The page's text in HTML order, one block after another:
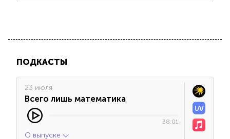
ПОДКАСТЫ
23 июля
Всего лишь математика
38:01
О выпуске